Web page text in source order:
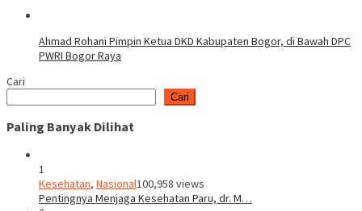
Ahmad Rohani Pimpin Ketua DKD Kabupaten Bogor, di Bawah DPC
PWRI Bogor Raya
Cari
Cari
Paling Banyak Dilihat
1
Kesehatan, Nasional100,958 views
Pentingnya Menjaga Kesehatan Paru, dr. M…